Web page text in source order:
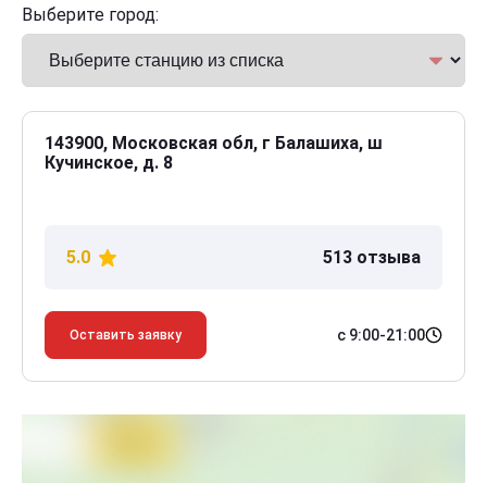
Выберите город:
143900, Московская обл, г Балашиха, ш
Кучинское, д. 8
5.0 513 отзыва
Оставить заявку с 9:00-21:00